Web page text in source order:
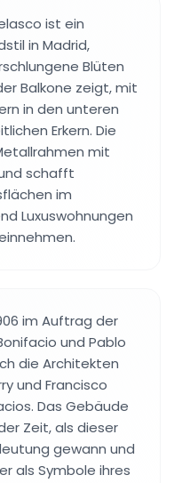
ist ein
in Madrid,
Blüten
Balkone zeigt, mit
in den unteren
Erkern. Die
mit
schafft
im
Luxuswohnungen
im Auftrag der
und Pablo
die Architekten
und Francisco
Das Gebäude
Zeit, als dieser
gewann und
als Symbole ihres